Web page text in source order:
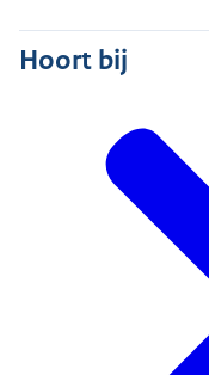
Hoort bij